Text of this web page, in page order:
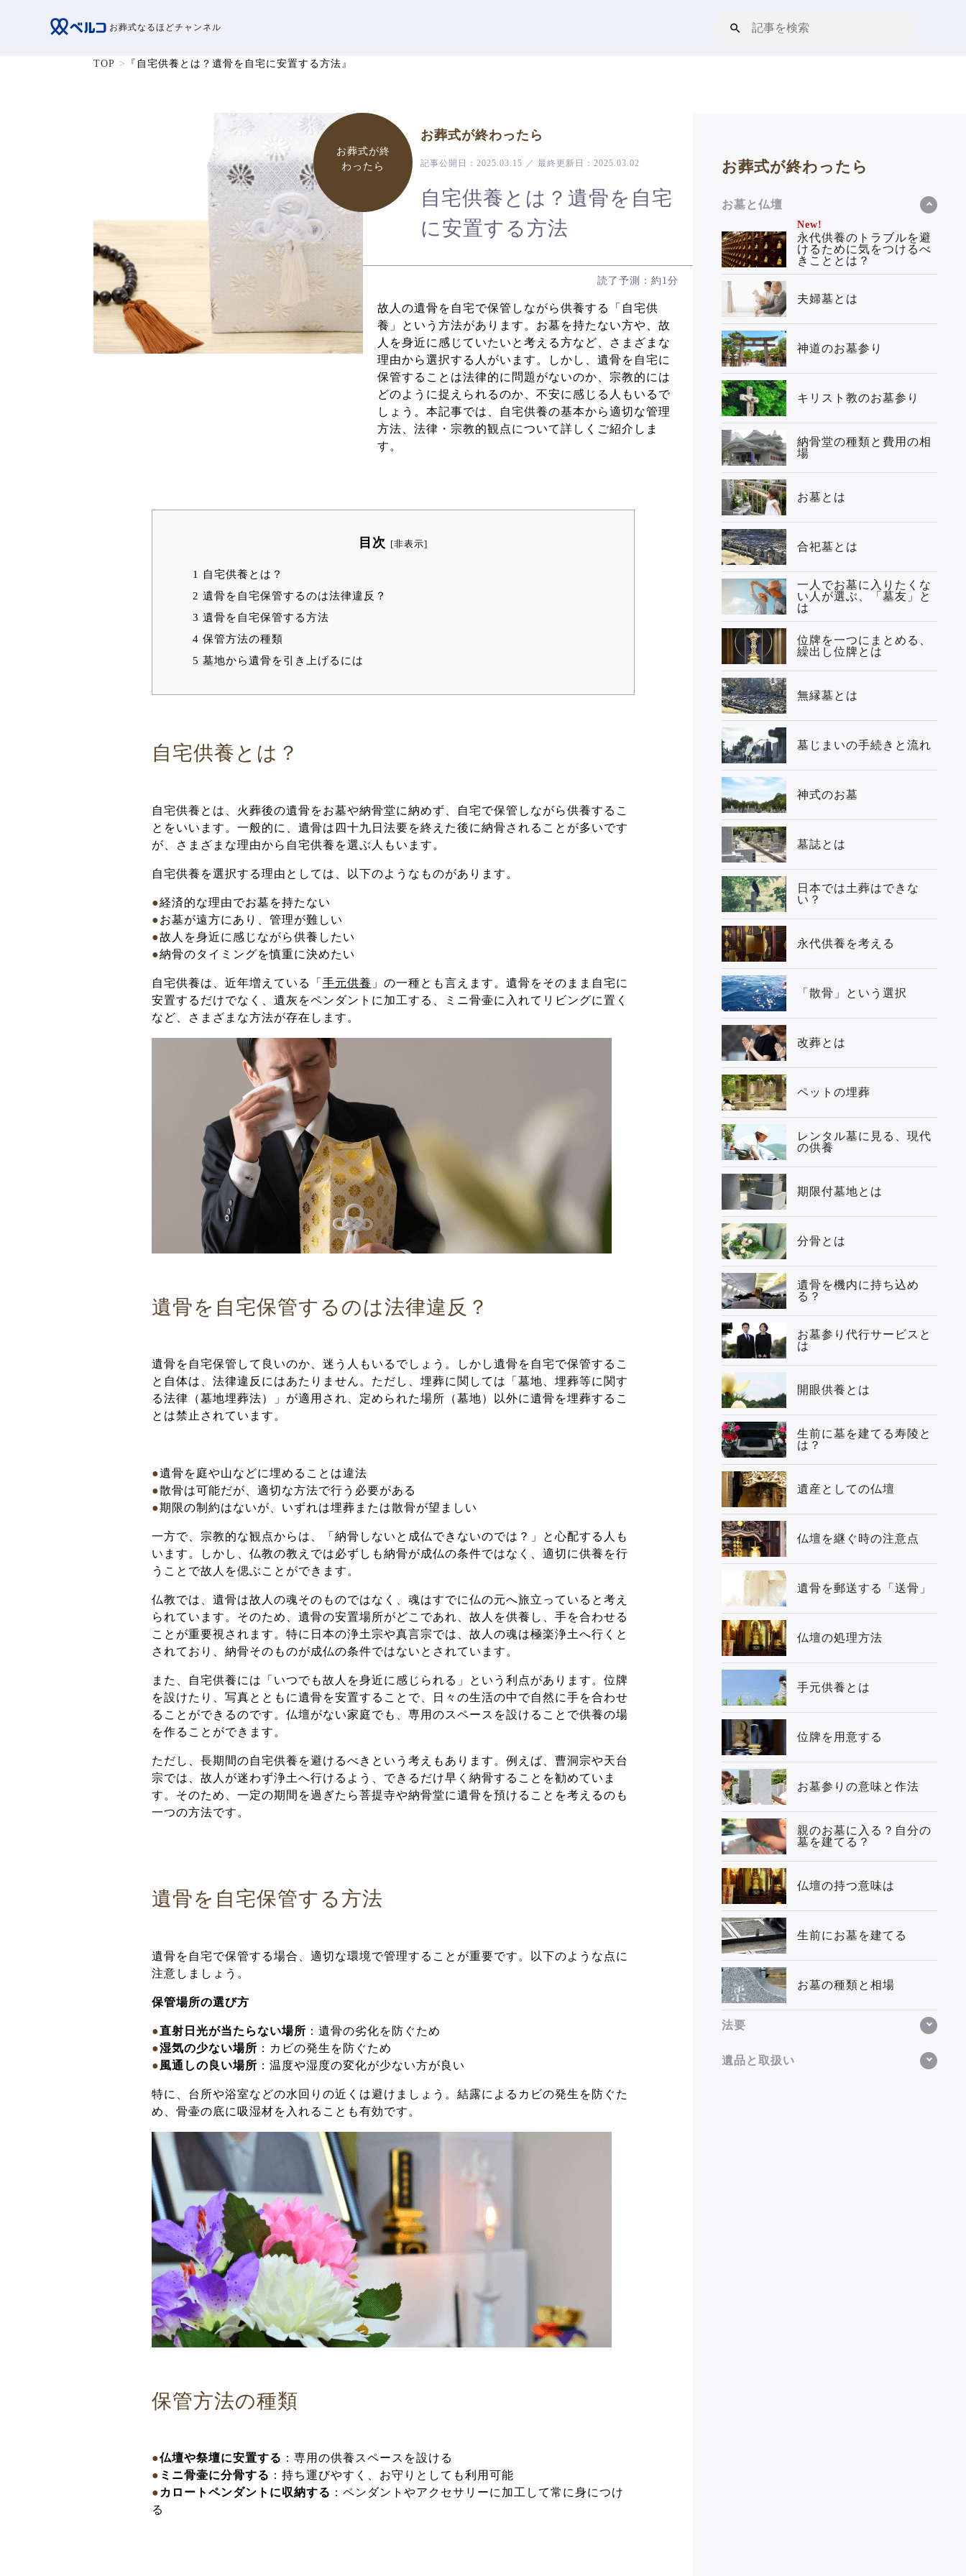
お葬式なるほどチャンネル
TOP 『自宅供養とは？遺骨を自宅に安置する方法』
お葬式が終
わったら
お葬式が終わったら
記事公開日：2025.03.15 ／ 最終更新日：2025.03.02
自宅供養とは？遺骨を自宅
に安置する方法
読了予測：約1分
故人の遺骨を自宅で保管しながら供養する「自宅供
養」という方法があります。お墓を持たない方や、故
人を身近に感じていたいと考える方など、さまざまな
理由から選択する人がいます。しかし、遺骨を自宅に
保管することは法律的に問題がないのか、宗教的には
どのように捉えられるのか、不安に感じる人もいるで
しょう。本記事では、自宅供養の基本から適切な管理
方法、法律・宗教的観点について詳しくご紹介しま
す。
目次 [非表示]
1
自宅供養とは？
2 遺骨を自宅保管するのは法律違反？
3 遺骨を自宅保管する方法
4 保管方法の種類
5 墓地から遺骨を引き上げるには
自宅供養とは？
自宅供養とは、火葬後の遺骨をお墓や納骨堂に納めず、自宅で保管しながら供養するこ
とをいいます。一般的に、遺骨は四十九日法要を終えた後に納骨されることが多いです
が、さまざまな理由から自宅供養を選ぶ人もいます。
自宅供養を選択する理由としては、以下のようなものがあります。
●経済的な理由でお墓を持たない
●お墓が遠方にあり、管理が難しい
●故人を身近に感じながら供養したい
●納骨のタイミングを慎重に決めたい
自宅供養は、近年増えている「 手元供養 」の一種とも言えます。遺骨をそのまま自宅に
安置するだけでなく、遺灰をペンダントに加工する、ミニ骨壷に入れてリビングに置く
など、さまざまな方法が存在します。
遺骨を自宅保管するのは法律違反？
遺骨を自宅保管して良いのか、迷う人もいるでしょう。しかし遺骨を自宅で保管するこ
と自体は、法律違反にはあたりません。ただし、埋葬に関しては「墓地、埋葬等に関す
る法律（墓地埋葬法）」が適用され、定められた場所（墓地）以外に遺骨を埋葬するこ
とは禁止されています。
●遺骨を庭や山などに埋めることは違法
●散骨は可能だが、適切な方法で行う必要がある
●期限の制約はないが、いずれは埋葬または散骨が望ましい
一方で、宗教的な観点からは、「納骨しないと成仏できないのでは？」と心配する人も
います。しかし、仏教の教えでは必ずしも納骨が成仏の条件ではなく、適切に供養を行
うことで故人を偲ぶことができます。
仏教では、遺骨は故人の魂そのものではなく、魂はすでに仏の元へ旅立っていると考え
られています。そのため、遺骨の安置場所がどこであれ、故人を供養し、手を合わせる
ことが重要視されます。特に日本の浄土宗や真言宗では、故人の魂は極楽浄土へ行くと
されており、納骨そのものが成仏の条件ではないとされています。
また、自宅供養には「いつでも故人を身近に感じられる」という利点があります。位牌
を設けたり、写真とともに遺骨を安置することで、日々の生活の中で自然に手を合わせ
ることができるのです。仏壇がない家庭でも、専用のスペースを設けることで供養の場
を作ることができます。
ただし、長期間の自宅供養を避けるべきという考えもあります。例えば、曹洞宗や天台
宗では、故人が迷わず浄土へ行けるよう、できるだけ早く納骨することを勧めていま
す。そのため、一定の期間を過ぎたら菩提寺や納骨堂に遺骨を預けることを考えるのも
一つの方法です。
遺骨を自宅保管する方法
遺骨を自宅で保管する場合、適切な環境で管理することが重要です。以下のような点に
注意しましょう。
保管場所の選び方
●直射日光が当たらない場所 ：遺骨の劣化を防ぐため
●湿気の少ない場所 ：カビの発生を防ぐため
●風通しの良い場所 ：温度や湿度の変化が少ない方が良い
特に、台所や浴室などの水回りの近くは避けましょう。結露によるカビの発生を防ぐた
め、骨壷の底に吸湿材を入れることも有効です。
保管方法の種類
●仏壇や祭壇に安置する ：専用の供養スペースを設ける
● ミニ骨壷に分骨する ：持ち運びやすく、お守りとしても利用可能
● カロートペンダントに収納する ：ペンダントやアクセサリーに加工して常に身につけ
る
お葬式が終わったら
お墓と仏壇
New!
永代供養のトラブルを避
けるために気をつけるべ
きこととは？
夫婦墓とは
神道のお墓参り
キリスト教のお墓参り
納骨堂の種類と費用の相
場
お墓とは
合祀墓とは
一人でお墓に入りたくな
い人が選ぶ、「墓友」と
は
位牌を一つにまとめる、
繰出し位牌とは
無縁墓とは
墓じまいの手続きと流れ
神式のお墓
墓誌とは
日本では土葬はできな
い？
永代供養を考える
「散骨」という選択
改葬とは
ペットの埋葬
レンタル墓に見る、現代
の供養
期限付墓地とは
分骨とは
遺骨を機内に持ち込め
る？
お墓参り代行サービスと
は
開眼供養とは
生前に墓を建てる寿陵と
は？
遺産としての仏壇
仏壇を継ぐ時の注意点
遺骨を郵送する「送骨」
仏壇の処理方法
手元供養とは
位牌を用意する
お墓参りの意味と作法
親のお墓に入る？自分の
墓を建てる？
仏壇の持つ意味は
生前にお墓を建てる
お墓の種類と相場
法要
遺品と取扱い